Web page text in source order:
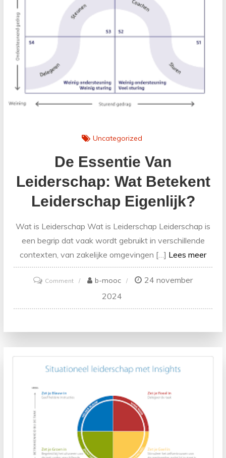
Uncategorized
De Essentie Van
Leiderschap: Wat Betekent
Leiderschap Eigenlijk?
Wat is Leiderschap Wat is Leiderschap Leiderschap is
een begrip dat vaak wordt gebruikt in verschillende
contexten, van zakelijke omgevingen […] Lees meer
Commenton
Essentie
Betekent
b-mooc
24 november
2024